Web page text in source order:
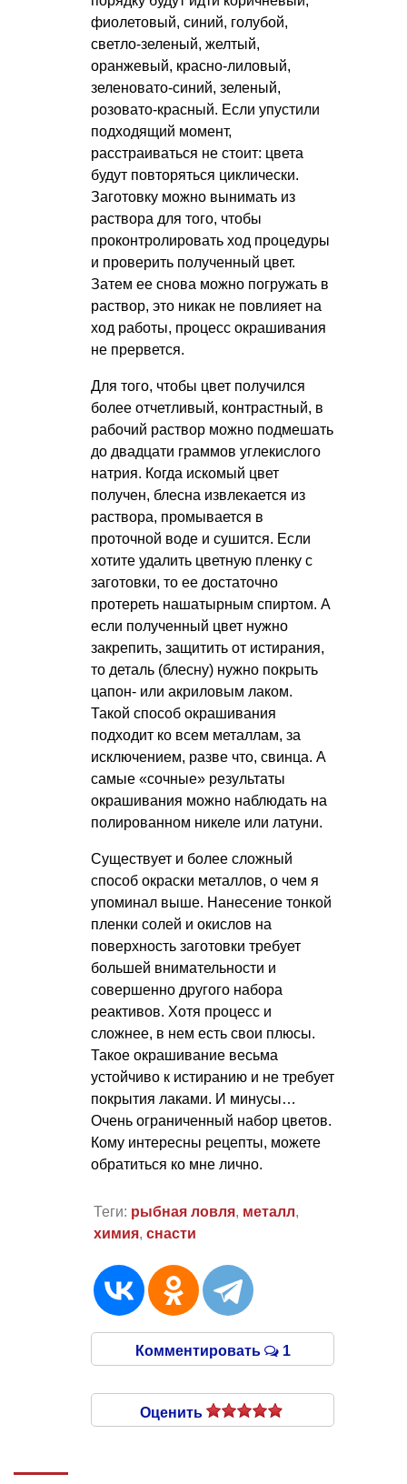
фиолетовый, синий, голубой,
светло-зеленый, желтый,
оранжевый, красно-лиловый,
зеленовато-синий, зеленый,
розовато-красный. Если упустили
подходящий момент,
расстраиваться не стоит: цвета
будут повторяться циклически.
Заготовку можно вынимать из
раствора для того, чтобы
проконтролировать ход процедуры
и проверить полученный цвет.
Затем ее снова можно погружать в
раствор, это никак не повлияет на
ход работы, процесс окрашивания
не прервется.
Для того, чтобы цвет получился
более отчетливый, контрастный, в
рабочий раствор можно подмешать
до двадцати граммов углекислого
натрия. Когда искомый цвет
получен, блесна извлекается из
раствора, промывается в
проточной воде и сушится. Если
хотите удалить цветную пленку с
заготовки, то ее достаточно
протереть нашатырным спиртом. А
если полученный цвет нужно
закрепить, защитить от истирания,
то деталь (блесну) нужно покрыть
цапон- или акриловым лаком.
Такой способ окрашивания
подходит ко всем металлам, за
исключением, разве что, свинца. А
самые «сочные» результаты
окрашивания можно наблюдать на
полированном никеле или латуни.
Существует и более сложный
способ окраски металлов, о чем я
упоминал выше. Нанесение тонкой
пленки солей и окислов на
поверхность заготовки требует
большей внимательности и
совершенно другого набора
реактивов. Хотя процесс и
сложнее, в нем есть свои плюсы.
Такое окрашивание весьма
устойчиво к истиранию и не требует
покрытия лаками. И минусы…
Очень ограниченный набор цветов.
Кому интересны рецепты, можете
обратиться ко мне лично.
Теги: рыбная ловля, металл,
химия, снасти
Комментировать 1
Оценить